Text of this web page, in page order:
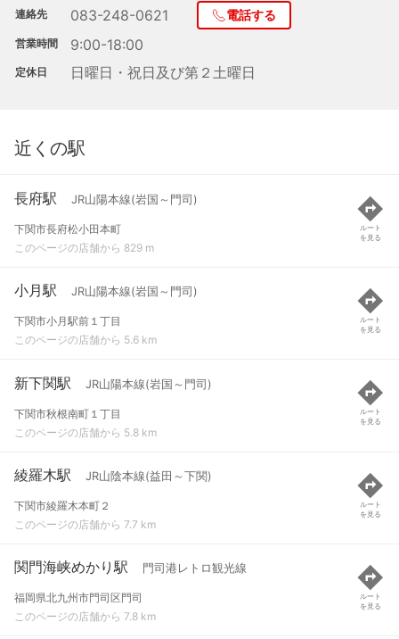
連絡先 083-248-0621 電話する
営業時間 9:00-18:00
定休日 日曜日・祝日及び第２土曜日
近くの駅
長府駅 JR山陽本線(岩国～門司)
下関市長府松小田本町
このページの店舗から 829 m
ルート
を見る
小月駅 JR山陽本線(岩国～門司)
下関市小月駅前１丁目
このページの店舗から 5.6 km
ルート
を見る
新下関駅 JR山陽本線(岩国～門司)
下関市秋根南町１丁目
このページの店舗から 5.8 km
ルート
を見る
綾羅木駅 JR山陰本線(益田～下関)
下関市綾羅木本町２
このページの店舗から 7.7 km
ルート
を見る
関門海峡めかり駅 門司港レトロ観光線
福岡県北九州市門司区門司
このページの店舗から 7.8 km
ルート
を見る